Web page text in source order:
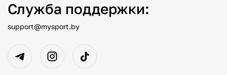
Служба поддержки:
support@mysport.by